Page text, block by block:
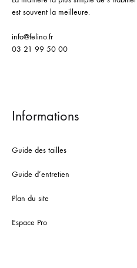
est souvent la meilleure.
info@felino.fr
03 21 99 50 00
Informations
Guide des tailles
Guide d’entretien
Plan du site
Espace Pro